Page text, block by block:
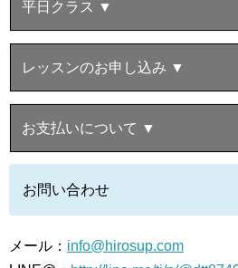
平日クラス ▼
レッスンのお申し込み ▼
お支払いについて ▼
お問い合わせ
メール： info@hirosup.com